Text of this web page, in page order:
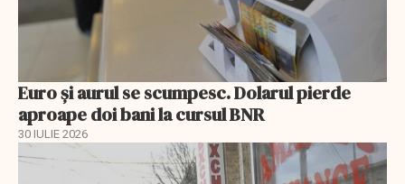
Euro și aurul se scumpesc. Dolarul pierde
aproape doi bani la cursul BNR
30 IULIE 2026